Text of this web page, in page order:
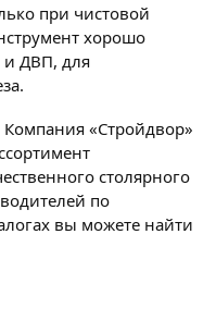
при чистовой
хорошо
и ДВП, для
Компания «Стройдвор»
столярного
по
вы можете найти